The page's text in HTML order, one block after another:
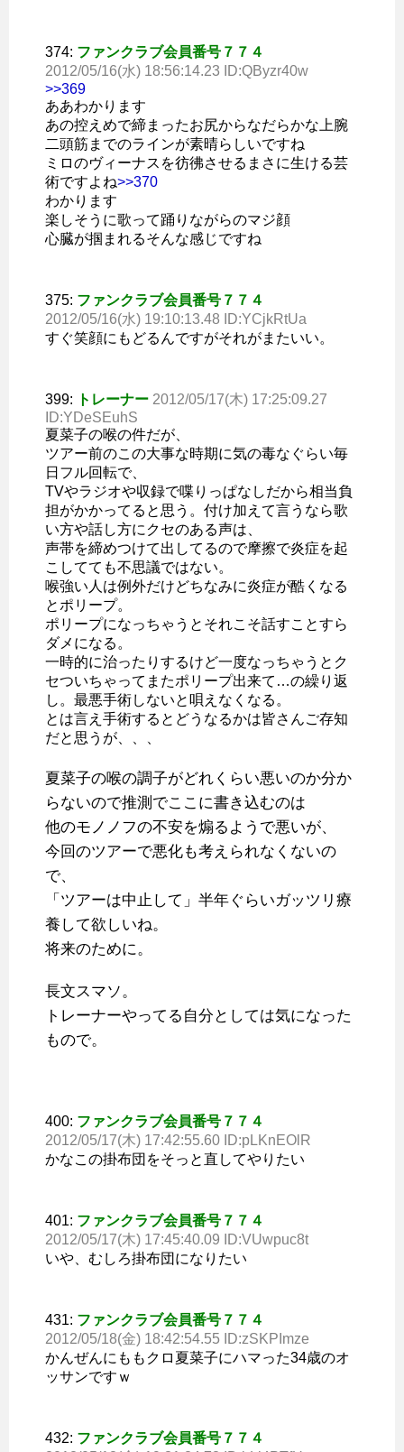
374: ファンクラブ会員番号７７４
2012/05/16(水) 18:56:14.23 ID:QByzr40w
>>369
ああわかります
あの控えめで締まったお尻からなだらかな上腕
二頭筋までのラインが素晴らしいですね
ミロのヴィーナスを彷彿させるまさに生ける芸
術ですよね>>370
わかります
楽しそうに歌って踊りながらのマジ顔
心臓が掴まれるそんな感じですね
375: ファンクラブ会員番号７７４
2012/05/16(水) 19:10:13.48 ID:YCjkRtUa
すぐ笑顔にもどるんですがそれがまたいい。
399: トレーナー 2012/05/17(木) 17:25:09.27
ID:YDeSEuhS
夏菜子の喉の件だが、
ツアー前のこの大事な時期に気の毒なぐらい毎
日フル回転で、
TVやラジオや収録で喋りっぱなしだから相当負
担がかかってると思う。付け加えて言うなら歌
い方や話し方にクセのある声は、
声帯を締めつけて出してるので摩擦で炎症を起
こしてても不思議ではない。
喉強い人は例外だけどちなみに炎症が酷くなる
とポリープ。
ポリープになっちゃうとそれこそ話すことすら
ダメになる。
一時的に治ったりするけど一度なっちゃうとク
セついちゃってまたポリープ出来て…の繰り返
し。最悪手術しないと唄えなくなる。
とは言え手術するとどうなるかは皆さんご存知
だと思うが、、、
夏菜子の喉の調子がどれくらい悪いのか分か
らないので推測でここに書き込むのは
他のモノノフの不安を煽るようで悪いが、
今回のツアーで悪化も考えられなくないの
で、
「ツアーは中止して」半年ぐらいガッツリ療
養して欲しいね。
将来のために。
長文スマソ。
トレーナーやってる自分としては気になった
もので。
400: ファンクラブ会員番号７７４
2012/05/17(木) 17:42:55.60 ID:pLKnEOlR
かなこの掛布団をそっと直してやりたい
401: ファンクラブ会員番号７７４
2012/05/17(木) 17:45:40.09 ID:VUwpuc8t
いや、むしろ掛布団になりたい
431: ファンクラブ会員番号７７４
2012/05/18(金) 18:42:54.55 ID:zSKPImze
かんぜんにももクロ夏菜子にハマった34歳のオ
ッサンですｗ
432: ファンクラブ会員番号７７４